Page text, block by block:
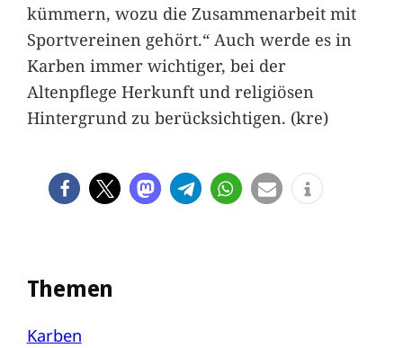
kümmern, wozu die Zusammenarbeit mit
Sportvereinen gehört.“ Auch werde es in
Karben immer wichtiger, bei der
Altenpflege Herkunft und religiösen
Hintergrund zu berücksichtigen. (kre)
Themen
Karben